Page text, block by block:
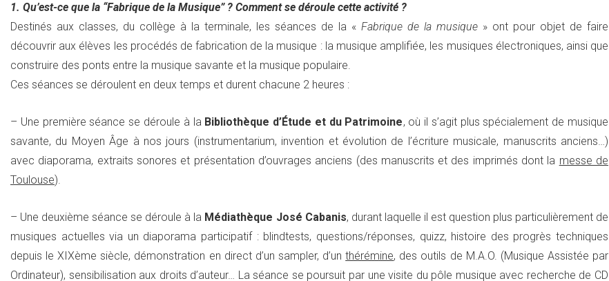
1. Qu’est-ce que la “Fabrique de la Musique” ? Comment se déroule cette activité ?
Destinés aux classes, du collège à la terminale, les séances de la « Fabrique de la musique » ont pour objet de faire
découvrir aux élèves les procédés de fabrication de la musique : la musique amplifiée, les musiques électroniques, ainsi que
construire des ponts entre la musique savante et la musique populaire.
Ces séances se déroulent en deux temps et durent chacune 2 heures :
– Une première séance se déroule à la Bibliothèque d’Étude et du Patrimoine, où il s’agit plus spécialement de musique
savante, du Moyen Âge à nos jours (instrumentarium, invention et évolution de l’écriture musicale, manuscrits anciens…)
avec diaporama, extraits sonores et présentation d’ouvrages anciens (des manuscrits et des imprimés dont la messe de
Toulouse).
– Une deuxième séance se déroule à la Médiathèque José Cabanis, durant laquelle il est question plus particulièrement de
musiques actuelles via un diaporama participatif : blindtests, questions/réponses, quizz, histoire des progrès techniques
depuis le XIXème siècle, démonstration en direct d’un sampler, d’unthérémine, des outils de M.A.O. (Musique Assistée par
Ordinateur), sensibilisation aux droits d’auteur… La séance se poursuit par une visite du pôle musique avec recherche de CD